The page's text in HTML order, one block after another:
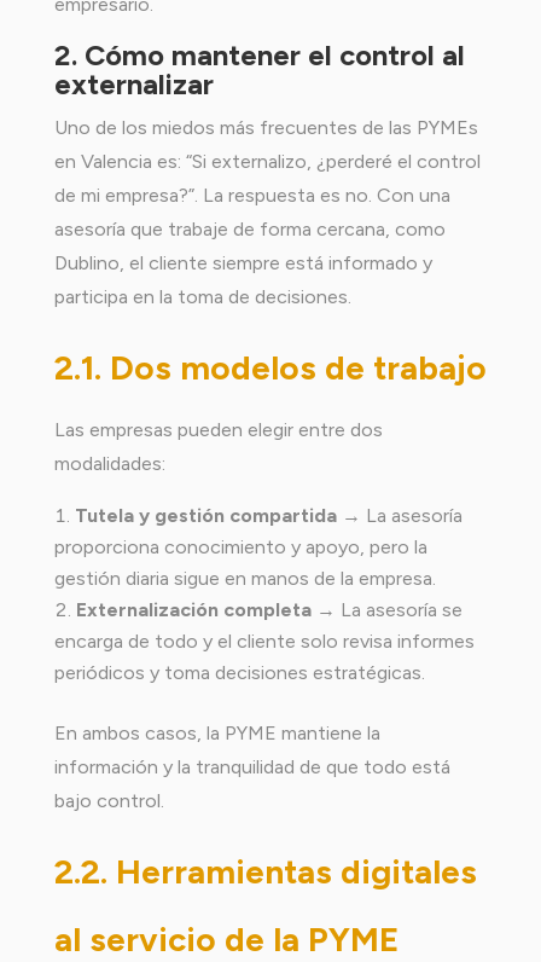
2. Cómo mantener el control al
externalizar
Uno de los miedos más frecuentes de las PYMEs
en Valencia es: “Si externalizo, ¿perderé el control
de mi empresa?”. La respuesta es no. Con una
asesoría que trabaje de forma cercana, como
Dublino, el cliente siempre está informado y
participa en la toma de decisiones.
2.1. Dos modelos de trabajo
Las empresas pueden elegir entre dos
modalidades:
Tutela y gestión compartida→ La asesoría
proporciona conocimiento y apoyo, pero la
gestión diaria sigue en manos de la empresa.
Externalización completa→ La asesoría se
encarga de todo y el cliente solo revisa informes
periódicos y toma decisiones estratégicas.
En ambos casos, la PYME mantiene la
información y la tranquilidad de que todo está
bajo control.
2.2. Herramientas digitales
al servicio de la PYME